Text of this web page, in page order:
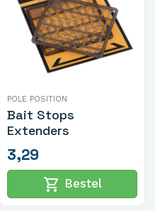
POLE POSITION
Bait Stops
Extenders
3,29
shopping_cart Bestel